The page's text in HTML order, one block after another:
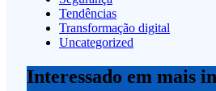
Tendências
Transformação digital
Uncategorized
Interessado em mais